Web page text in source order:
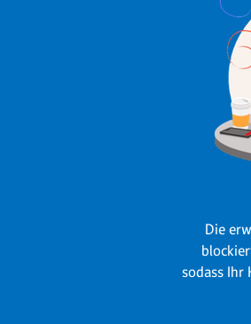
Die
sodass Ihr